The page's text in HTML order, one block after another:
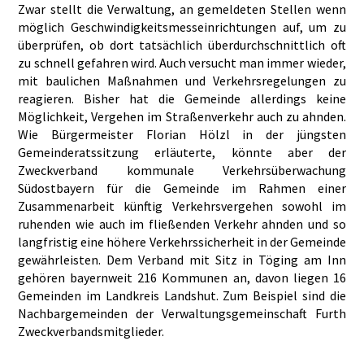
Zwar stellt die Verwaltung, an gemeldeten Stellen wenn
möglich Geschwindigkeitsmesseinrichtungen auf, um zu
überprüfen, ob dort tatsächlich überdurchschnittlich oft
zu schnell gefahren wird. Auch versucht man immer wieder,
mit baulichen Maßnahmen und Verkehrsregelungen zu
reagieren. Bisher hat die Gemeinde allerdings keine
Möglichkeit, Vergehen im Straßenverkehr auch zu ahnden.
Wie Bürgermeister Florian Hölzl in der jüngsten
Gemeinderatssitzung erläuterte, könnte aber der
Zweckverband kommunale Verkehrsüberwachung
Südostbayern für die Gemeinde im Rahmen einer
Zusammenarbeit künftig Verkehrsvergehen sowohl im
ruhenden wie auch im fließenden Verkehr ahnden und so
langfristig eine höhere Verkehrssicherheit in der Gemeinde
gewährleisten. Dem Verband mit Sitz in Töging am Inn
gehören bayernweit 216 Kommunen an, davon liegen 16
Gemeinden im Landkreis Landshut. Zum Beispiel sind die
Nachbargemeinden der Verwaltungsgemeinschaft Furth
Zweckverbandsmitglieder.